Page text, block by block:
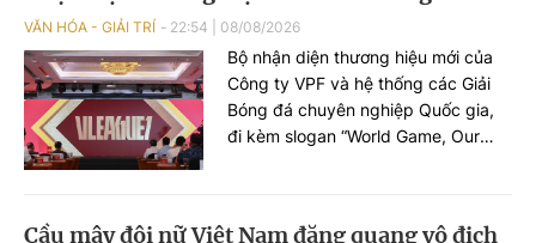
4 năm 2026 (Hue Sport Festival
2026).
VĂN HÓA - GIẢI TRÍ 22:54 08/08/2026
Bộ nhận diện thương hiệu mới của
Công ty VPF và hệ thống các Giải
Bóng đá chuyên nghiệp Quốc gia,
đi kèm slogan “World Game, Our
Cầu mây đôi nữ Việt Nam đăng quang vô địch